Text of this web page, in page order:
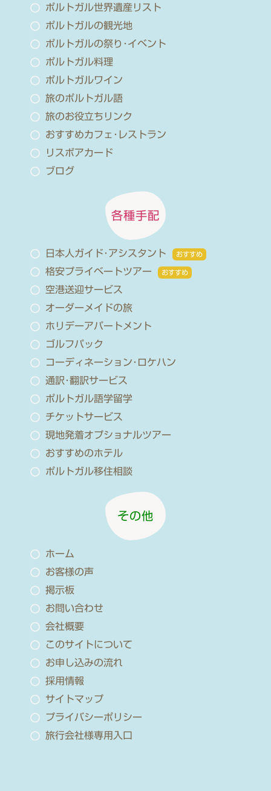
ポルトガル世界遺産リスト
ポルトガルの観光地
ポルトガルの祭り･イベント
ポルトガル料理
ポルトガルワイン
旅のポルトガル語
旅のお役立ちリンク
おすすめカフェ･レストラン
リスボアカード
ブログ
各種手配
日本人ガイド･アシスタント おすすめ
格安プライベートツアー おすすめ
空港送迎サービス
オーダーメイドの旅
ホリデーアパートメント
ゴルフパック
コーディネーション･ロケハン
通訳･翻訳サービス
ポルトガル語学留学
チケットサービス
現地発着オプショナルツアー
おすすめのホテル
ポルトガル移住相談
その他
ホーム
お客様の声
掲示板
お問い合わせ
会社概要
このサイトについて
お申し込みの流れ
採用情報
サイトマップ
プライバシーポリシー
旅行会社様専用入口